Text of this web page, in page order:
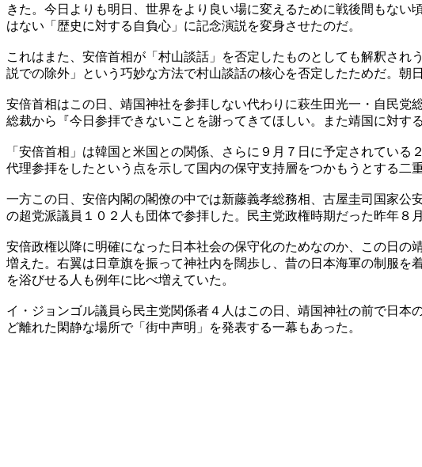
きた。今日よりも明日、世界をより良い場に変えるために戦後間もな
はない「歴史に対する自負心」に記念演説を変身させたのだ。
これはまた、安倍首相が「村山談話」を否定したものとしても解釈さ
説での除外」という巧妙な方法で村山談話の核心を否定したためだ。朝
安倍首相はこの日、靖国神社を参拝しない代わりに萩生田光一・自民
総裁から『今日参拝できないことを謝ってきてほしい。また靖国に対す
「安倍首相」は韓国と米国との関係、さらに９月７日に予定されてい
代理参拝をしたという点を示して国内の保守支持層をつかもうとする二
一方この日、安倍内閣の閣僚の中では新藤義孝総務相、古屋圭司国家
の超党派議員１０２人も団体で参拝した。民主党政権時期だった昨年８
安倍政権以降に明確になった日本社会の保守化のためなのか、この日
増えた。右翼は日章旗を振って神社内を闊歩し、昔の日本海軍の制服
を浴びせる人も例年に比べ増えていた。
イ・ジョンゴル議員ら民主党関係者４人はこの日、靖国神社の前で日
ど離れた閑静な場所で「街中声明」を発表する一幕もあった。